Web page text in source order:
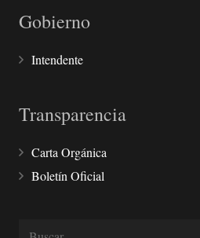
Gobierno
Intendente
Transparencia
Carta Orgánica
Boletín Oficial
Buscar: